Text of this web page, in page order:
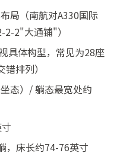
局（南航对A330国际
2"大通铺"）
具体构型，常见为28座
排列）
态）/ 躺态最宽处约
，床长约74-76英寸